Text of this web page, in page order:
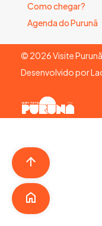
Como chegar?
Agenda do Purunã
© 2026Visite
Desenvolvido por